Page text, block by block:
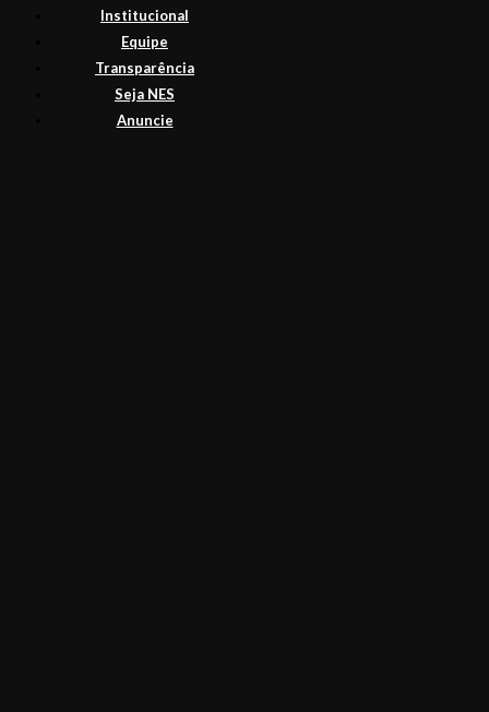
Institucional
Equipe
Transparência
Seja NES
Anuncie